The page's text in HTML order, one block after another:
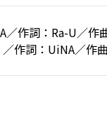
／作詞：Ra-U／作
作詞：UiNA／作